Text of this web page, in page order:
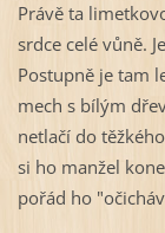
Právě ta
srdce celé vůně.
Postupně je tam
mech s bílým
netlačí do
si ho manžel
pořád ho